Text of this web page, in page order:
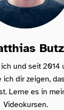
Butz
und seit 2014
ich dir zeigen,
Lerne es in
Videokursen.